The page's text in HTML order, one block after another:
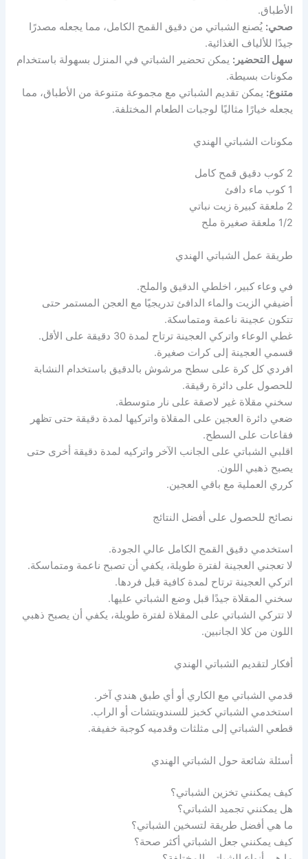
الأطباق.
صحي: يُصنع الشباتي من دقيق القمح الكامل، مما يجعله مصدرًا
جيدًا للألياف الغذائية.
سهل التحضير: يمكن تحضير الشباتي في المنزل بسهولة باستخدام
مكونات بسيطة.
متنوع: يمكن تقديم الشباتي مع مجموعة متنوعة من الأطباق، مما
يجعله خيارًا مثاليًا لوجبات الطعام المختلفة.
مكونات الشباتي الهندي
2 كوب دقيق قمح كامل
1 كوب ماء دافئ
2 ملعقة كبيرة زيت نباتي
1/2 ملعقة صغيرة ملح
طريقة عمل الشباتي الهندي
في وعاء كبير، اخلطي الدقيق والملح.
أضيفي الزيت والماء الدافئ تدريجيًا مع العجن المستمر حتى
تتكون عجينة ناعمة ومتماسكة.
غطي الوعاء واتركي العجينة ترتاح لمدة 30 دقيقة على الأقل.
قسمي العجينة إلى كرات صغيرة.
افردي كل كرة على سطح مرشوش بالدقيق باستخدام النشابة
للحصول على دائرة رقيقة.
سخني مقلاة غير لاصقة على نار متوسطة.
ضعي دائرة العجين على المقلاة واتركيها لمدة دقيقة حتى تظهر
فقاعات على السطح.
اقلبي الشباتي على الجانب الآخر واتركيه لمدة دقيقة أخرى حتى
يصبح ذهبي اللون.
كرري العملية مع باقي العجين.
نصائح للحصول على أفضل النتائج
استخدمي دقيق القمح الكامل عالي الجودة.
لا تعجني العجينة لفترة طويلة، يكفي أن تصبح ناعمة ومتماسكة.
اتركي العجينة ترتاح لمدة كافية قبل فردها.
سخني المقلاة جيدًا قبل وضع الشباتي عليها.
لا تتركي الشباتي على المقلاة لفترة طويلة، يكفي أن يصبح ذهبي
اللون من كلا الجانبين.
أفكار لتقديم الشباتي الهندي
قدمي الشباتي مع الكاري أو أي طبق هندي آخر.
استخدمي الشباتي كخبز للسندويتشات أو الراب.
قطعي الشباتي إلى مثلثات وقدميه كوجبة خفيفة.
أسئلة شائعة حول الشباتي الهندي
كيف يمكنني تخزين الشباتي؟
هل يمكنني تجميد الشباتي؟
ما هي أفضل طريقة لتسخين الشباتي؟
كيف يمكنني جعل الشباتي أكثر صحة؟